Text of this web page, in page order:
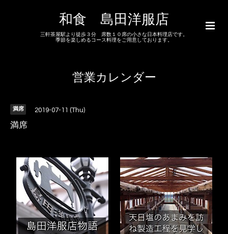
和食 島田洋服店
三軒茶屋駅より徒歩３分 席数１０席の小さな日本料理店です。
季節を楽しめるコース料理をご用意しております。
営業カレンダー
満席 2019-07-11 (Thu)
満席